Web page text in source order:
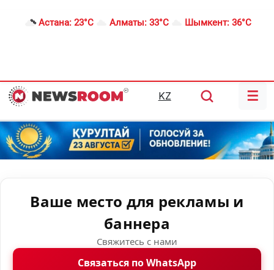
Астана: 23°C Алматы: 33°C Шымкент: 36°C
KZ ☰
Ваше место для рекламы и
баннера
Свяжитесь с нами
Связаться по WhatsApp